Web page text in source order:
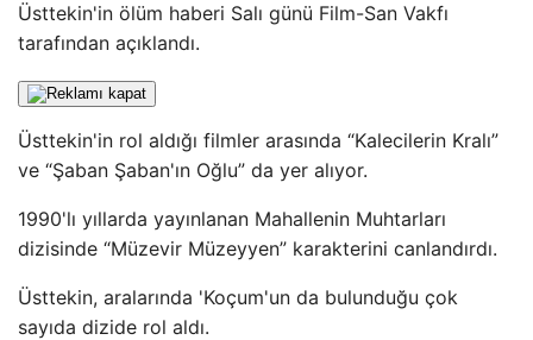
Üsttekin'in ölüm haberi Salı günü Film-San Vakfı
tarafından açıklandı.
Üsttekin'in rol aldığı filmler arasında “Kalecilerin Kralı”
ve “Şaban Şaban'ın Oğlu” da yer alıyor.
1990'lı yıllarda yayınlanan Mahallenin Muhtarları
dizisinde “Müzevir Müzeyyen” karakterini canlandırdı.
Üsttekin, aralarında 'Koçum'un da bulunduğu çok
sayıda dizide rol aldı.